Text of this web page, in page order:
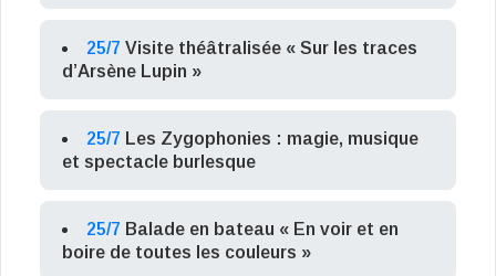
25/7 Visite théâtralisée « Sur les traces
d’Arsène Lupin »
25/7 Les Zygophonies : magie, musique
et spectacle burlesque
25/7 Balade en bateau « En voir et en
boire de toutes les couleurs »